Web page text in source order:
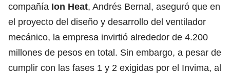
compañía Ion Heat, Andrés Bernal, aseguró que en
el proyecto del diseño y desarrollo del ventilador
mecánico, la empresa invirtió alrededor de 4.200
millones de pesos en total. Sin embargo, a pesar de
cumplir con las fases 1 y 2 exigidas por el Invima, al